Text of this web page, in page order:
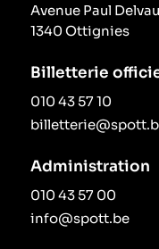
Avenue Paul
1340 Ottignies
Billetterie
010 43 57 10
Administration
010 43 57 00
info@spott.be